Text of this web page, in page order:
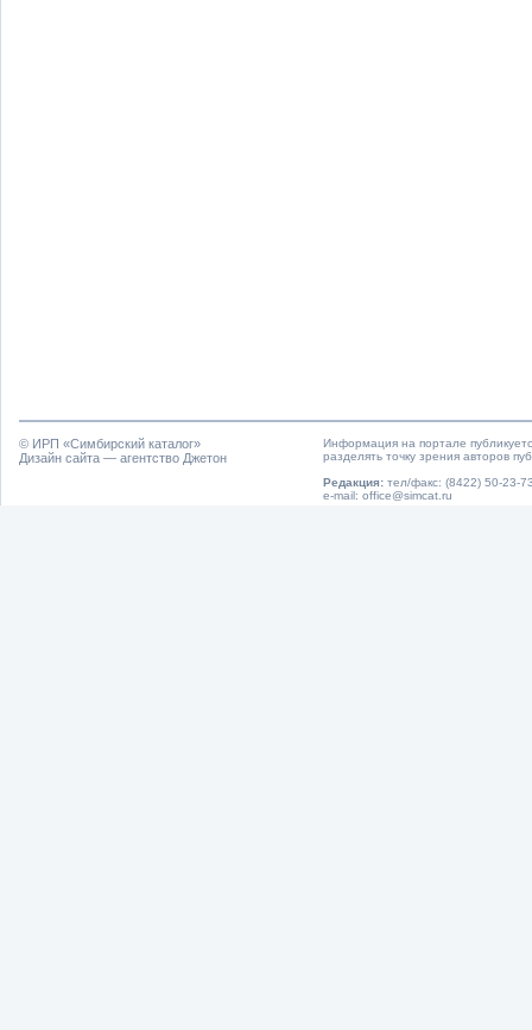
© ИРП «Симбирский каталог»
Дизайн сайта — агентство Джетон
Информация на портале
разделять точку зрения авторов
Редакция: тел/факс: (8422) 50-23-
e-mail: office@simcat.ru